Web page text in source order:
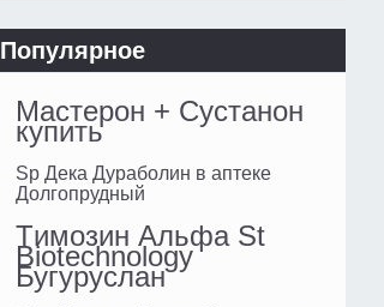
Популярное
Мастерон + Сустанон
купить
Sp Дека Дураболин в аптеке
Долгопрудный
Tимозин Альфа St
Biotechnology
Бугуруслан